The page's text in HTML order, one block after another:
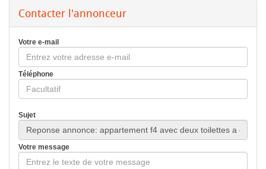
Contacter l'annonceur
Votre e-mail
Téléphone
Sujet
Votre message